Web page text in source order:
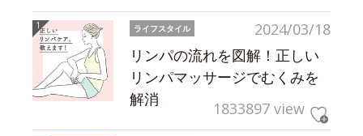
2024/03/18
ライフスタイル
リンパの流れを図解！正しい
リンパマッサージでむくみを
解消
1833897 view